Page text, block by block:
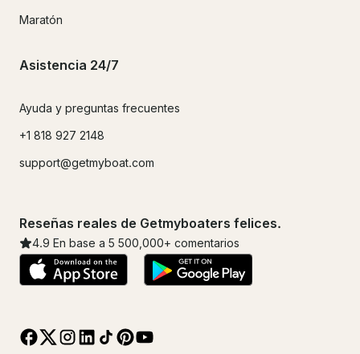
Maratón
Asistencia 24/7
Ayuda y preguntas frecuentes
+1 818 927 2148
support@getmyboat.com
Reseñas reales de Getmyboaters felices.
4.9 En base a 5 500,000+ comentarios